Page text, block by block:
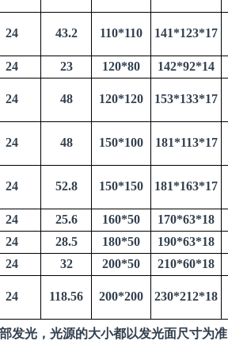
24 43.2 110*110 141*123*17
24 23 120*80 142*92*14
24 48 120*120 153*133*17
24 48 150*100 181*113*17
24 52.8 150*150 181*163*17
24 25.6 160*50 170*63*18
24 28.5 180*50 190*63*18
24 32 200*50 210*60*18
24 118.56 200*200 230*212*18
发光，光源的大小都以发光面尺寸为准